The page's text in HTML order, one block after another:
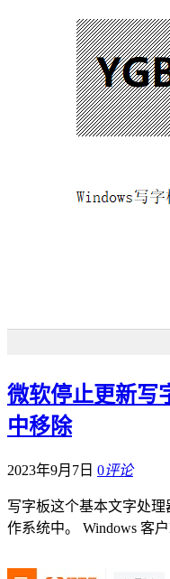
微软停止更新写
中移除
2023年9月7日 0评论
写字板这个基本文字处理
作系统中。 Windows 客